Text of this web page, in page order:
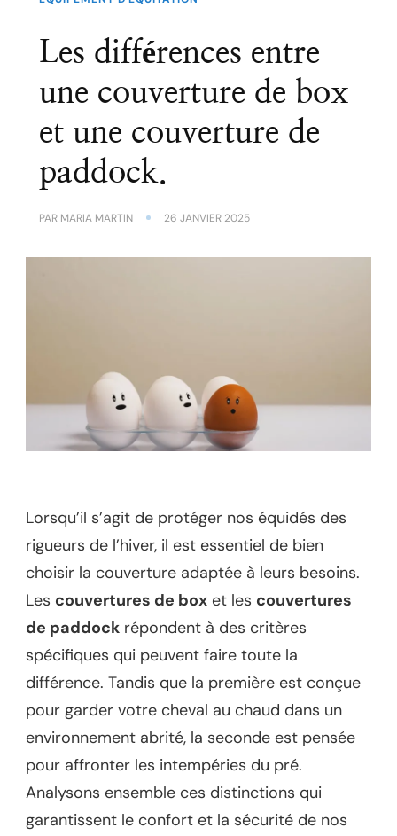
Les différences entre
une couverture de box
et une couverture de
paddock.
PAR MARIA MARTIN 26 JANVIER 2025
Lorsqu’il s’agit de protéger nos équidés des
rigueurs de l’hiver, il est essentiel de bien
choisir la couverture adaptée à leurs besoins.
Les couvertures de box et les couvertures
de paddock répondent à des critères
spécifiques qui peuvent faire toute la
différence. Tandis que la première est conçue
pour garder votre cheval au chaud dans un
environnement abrité, la seconde est pensée
pour affronter les intempéries du pré.
Analysons ensemble ces distinctions qui
garantissent le confort et la sécurité de nos